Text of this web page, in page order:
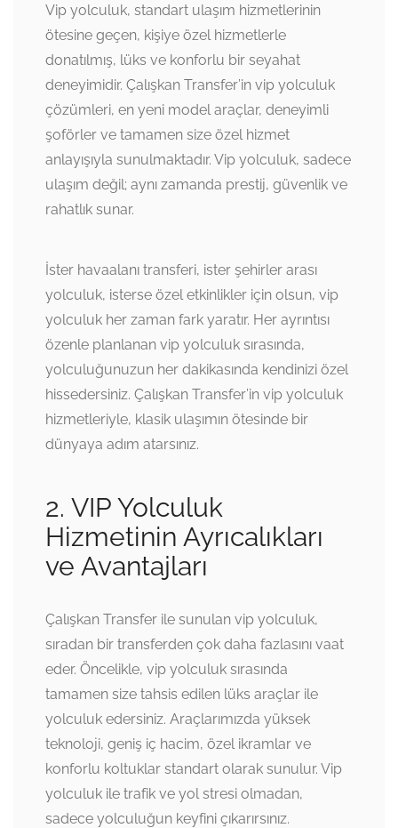
Vip yolculuk, standart ulaşım hizmetlerinin
ötesine geçen, kişiye özel hizmetlerle
donatılmış, lüks ve konforlu bir seyahat
deneyimidir. Çalışkan Transfer’in vip yolculuk
çözümleri, en yeni model araçlar, deneyimli
şoförler ve tamamen size özel hizmet
anlayışıyla sunulmaktadır. Vip yolculuk, sadece
ulaşım değil; aynı zamanda prestij, güvenlik ve
rahatlık sunar.
İster havaalanı transferi, ister şehirler arası
yolculuk, isterse özel etkinlikler için olsun, vip
yolculuk her zaman fark yaratır. Her ayrıntısı
özenle planlanan vip yolculuk sırasında,
yolculuğunuzun her dakikasında kendinizi özel
hissedersiniz. Çalışkan Transfer’in vip yolculuk
hizmetleriyle, klasik ulaşımın ötesinde bir
dünyaya adım atarsınız.
2. VIP Yolculuk
Hizmetinin Ayrıcalıkları
ve Avantajları
Çalışkan Transfer ile sunulan vip yolculuk,
sıradan bir transferden çok daha fazlasını vaat
eder. Öncelikle, vip yolculuk sırasında
tamamen size tahsis edilen lüks araçlar ile
yolculuk edersiniz. Araçlarımızda yüksek
teknoloji, geniş iç hacim, özel ikramlar ve
konforlu koltuklar standart olarak sunulur. Vip
yolculuk ile trafik ve yol stresi olmadan,
sadece yolculuğun keyfini çıkarırsınız.